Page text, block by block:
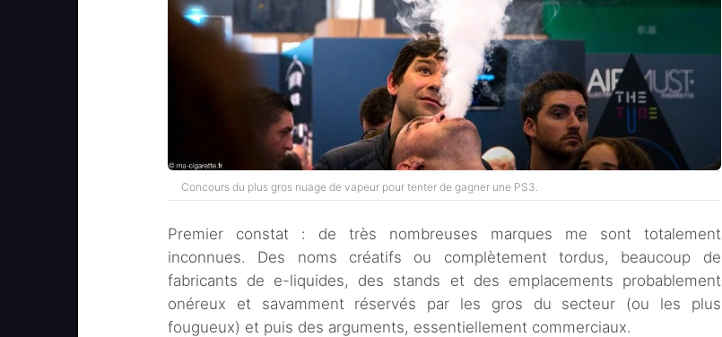
Concours du plus gros nuage de vapeur pour tenter de gagner une PS3.
Premier constat : de très nombreuses marques me sont totalement
inconnues. Des noms créatifs ou complètement tordus, beaucoup de
fabricants de e-liquides, des stands et des emplacements probablement
onéreux et savamment réservés par les gros du secteur (ou les plus
fougueux) et puis des arguments, essentiellement commerciaux.